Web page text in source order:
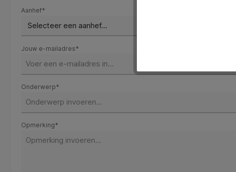
Aanhef*
Jouw e-mailadres*
Onderwerp*
Opmerking*